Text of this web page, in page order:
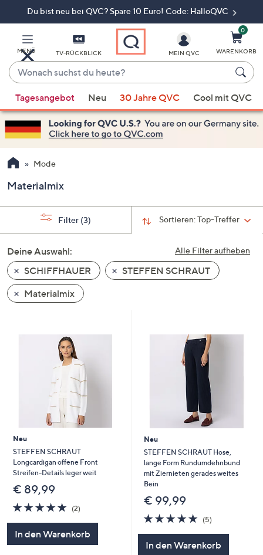
Du bist neu bei QVC? Spare 10 Euro! Code: HalloQVC
MENÜ TV-RÜCKBLICK
Wonach
suchst
du
heute?
Vorschläge
verfügbar
sind,
verwenden
Sie
Pfeiltasten
nach
und
nach
unten
oder
wischen
Sie
diese
anzuzeigen.
MEIN QVC
0
WARENKORB
Tagesangebot Neu 30 Jahre QVC Cool mit QVC
Mode
Materialmix
Sortieren:Top-Treffer
Filter (3)
Alle Filter aufheben
Deine Auswahl:
SCHIFFHAUER
STEFFEN SCHRAUT
Materialmix
Neu
STEFFEN SCHRAUT
Longcardigan offene Front
Streifen-Details leger weit
€ 89,99
5.0
von
(2)2
In den Warenkorb
Neu
STEFFEN SCHRAUT Hose,
lange Form Rundumdehnbund
mit Ziernieten gerades weites
Bein
€ 99,99
4.8
von
(5)5
In den Warenkorb